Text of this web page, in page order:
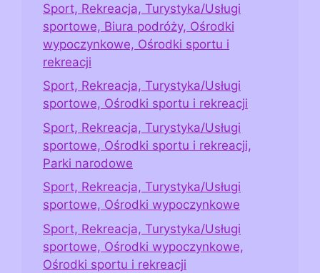
Sport, Rekreacja, Turystyka/Usługi
sportowe, Biura podróży, Ośrodki
wypoczynkowe, Ośrodki sportu i
rekreacji
Sport, Rekreacja, Turystyka/Usługi
sportowe, Ośrodki sportu i rekreacji
Sport, Rekreacja, Turystyka/Usługi
sportowe, Ośrodki sportu i rekreacji,
Parki narodowe
Sport, Rekreacja, Turystyka/Usługi
sportowe, Ośrodki wypoczynkowe
Sport, Rekreacja, Turystyka/Usługi
sportowe, Ośrodki wypoczynkowe,
Ośrodki sportu i rekreacji